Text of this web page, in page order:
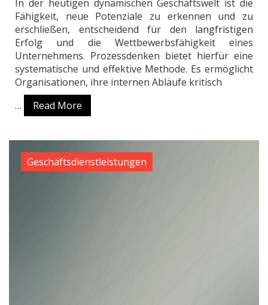
In der heutigen dynamischen Geschäftswelt ist die
Fähigkeit, neue Potenziale zu erkennen und zu
erschließen, entscheidend für den langfristigen
Erfolg und die Wettbewerbsfähigkeit eines
Unternehmens. Prozessdenken bietet hierfür eine
systematische und effektive Methode. Es ermöglicht
Organisationen, ihre internen Abläufe kritisch
…
Read More
Geschäftsdienstleistungen